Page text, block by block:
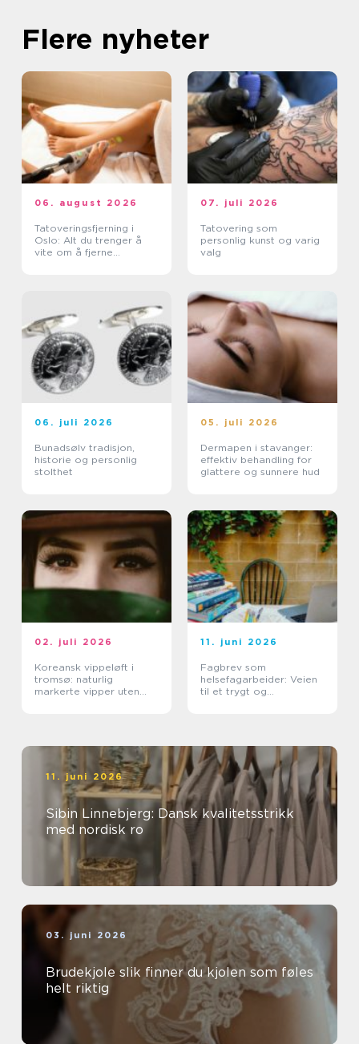
Flere nyheter
06. august 2026
Tatoveringsfjerning i
Oslo: Alt du trenger å
vite om å fjerne
07. juli 2026
Tatovering som
personlig kunst og varig
valg
06. juli 2026
Bunadsølv tradisjon,
historie og personlig
stolthet
05. juli 2026
Dermapen i stavanger:
effektiv behandling for
glattere og sunnere hud
02. juli 2026
Koreansk vippeløft i
tromsø: naturlig
markerte vipper uten
11. juni 2026
Fagbrev som
helsefagarbeider: Veien
til et trygt og
11. juni 2026
Sibin Linnebjerg: Dansk kvalitetsstrikk
med nordisk ro
03. juni 2026
Brudekjole slik finner du kjolen som føles
helt riktig